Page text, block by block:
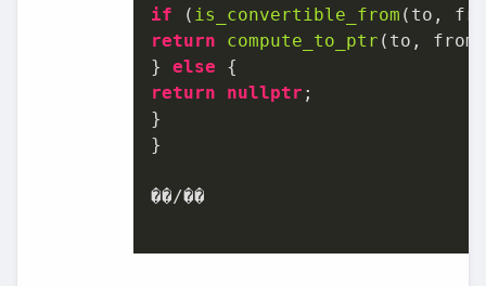
if ( is_convertible_from
return
compute_to_ptr (to,
} else
return
nullptr ;
}
}
��/��